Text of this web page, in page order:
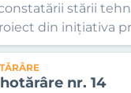
stării
din inițiativa
nr. 14